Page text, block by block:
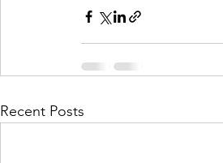
Recent Posts